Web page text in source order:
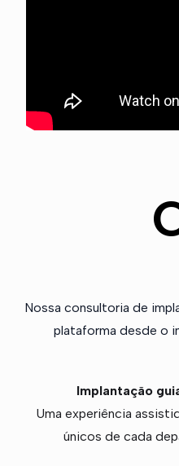
Nossa consultoria de
plataforma desde o
Implantação
Uma experiência
únicos de cada